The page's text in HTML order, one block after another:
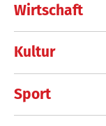
Wirtschaft
Kultur
Sport